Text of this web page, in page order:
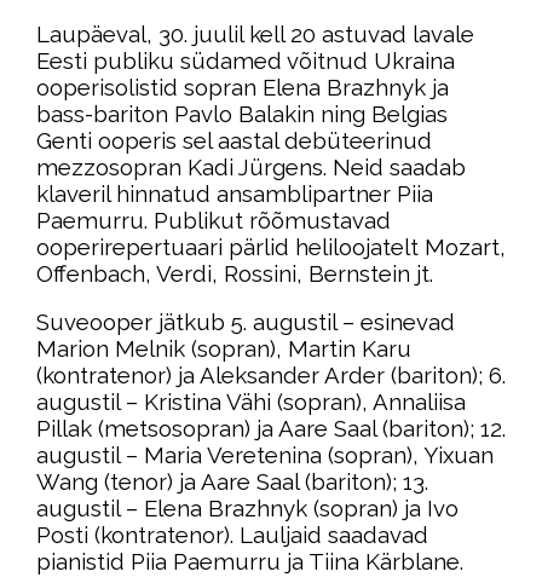
Laupäeval, 30. juulil kell 20 astuvad lavale
Eesti publiku südamed võitnud Ukraina
ooperisolistid sopran Elena Brazhnyk ja
bass-bariton Pavlo Balakin ning Belgias
Genti ooperis sel aastal debüteerinud
mezzosopran Kadi Jürgens. Neid saadab
klaveril hinnatud ansamblipartner Piia
Paemurru. Publikut rõõmustavad
ooperirepertuaari pärlid heliloojatelt Mozart,
Offenbach, Verdi, Rossini, Bernstein jt.
Suveooper jätkub 5. augustil – esinevad
Marion Melnik (sopran), Martin Karu
(kontratenor) ja Aleksander Arder (bariton); 6.
augustil – Kristina Vähi (sopran), Annaliisa
Pillak (metsosopran) ja Aare Saal (bariton); 12.
augustil – Maria Veretenina (sopran), Yixuan
Wang (tenor) ja Aare Saal (bariton); 13.
augustil – Elena Brazhnyk (sopran) ja Ivo
Posti (kontratenor). Lauljaid saadavad
pianistid Piia Paemurru ja Tiina Kärblane.